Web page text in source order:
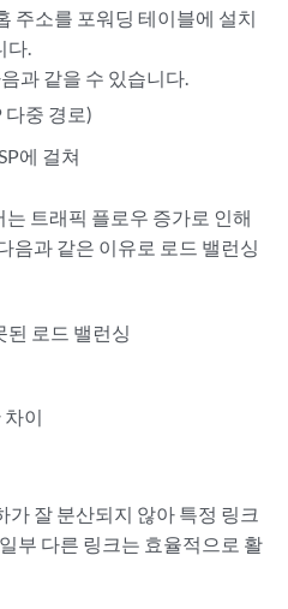
주소를 포워딩 테이블에 설치
다.
과 같을 수 있습니다.
다중 경로)
에 걸쳐
트래픽 플로우 증가로 인해
음과 같은 이유로 로드 밸런싱
된 로드 밸런싱
이
가 잘 분산되지 않아 특정 링크
부 다른 링크는 효율적으로 활